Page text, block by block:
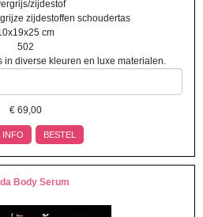
zijdestof
zijdestoffen schoudertas
cm
502
in diverse kleuren en luxe materialen.
€69,00
INFO BESTEL
Body Serum